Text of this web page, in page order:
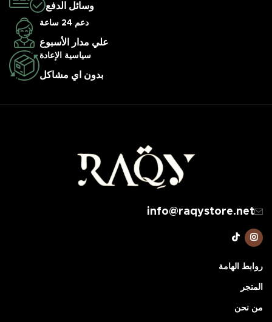
وسائل الدفع
دعم 24 ساعة
علي مدار الأسبوع
سياسية الإعادة
بدون اي مشاكل
info@raqystore.net
روابط الهامة
المتجر
من نحن